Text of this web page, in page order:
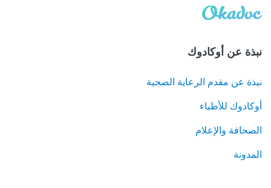
نبذة عن أوكادوك
نبذة عن مقدم الرعاية الصحية
أوكادوك للأطباء
الصحافة والإعلام
المدونة